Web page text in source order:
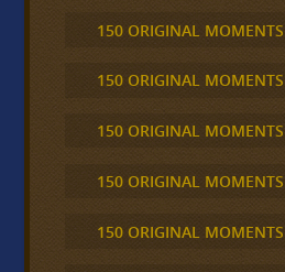
150 ORIGINAL MOMENTS
150 ORIGINAL MOMENTS
150 ORIGINAL
150 ORIGINAL
150 ORIGINAL MOMENTS